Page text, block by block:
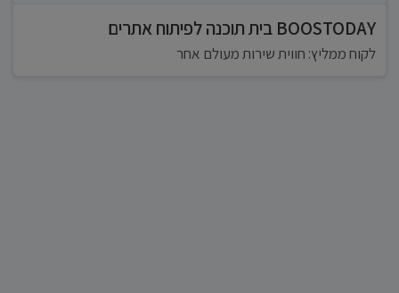
BOOSTODAY בית תוכנה לפיתוח אתרים
לקוח ממליץ: חווית שירות מעולם אחר